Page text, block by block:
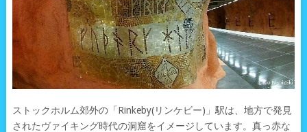
ストックホルム郊外の「Rinkeby(リンケビー)」駅は、地方で発見
されたヴァイキング時代の洞窟をイメージしています。真っ赤な